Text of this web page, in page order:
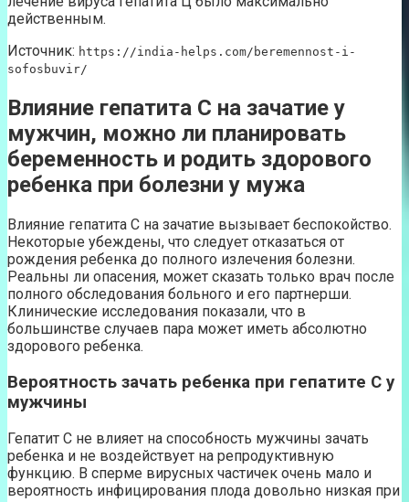
действенным.
Источник: https://india-helps.com/beremennost-i-
sofosbuvir/
Влияние гепатита С на зачатие у
мужчин, можно ли планировать
беременность и родить здорового
ребенка при болезни у мужа
Влияние гепатита С на зачатие вызывает беспокойство.
Некоторые убеждены, что следует отказаться от
рождения ребенка до полного излечения болезни.
Реальны ли опасения, может сказать только врач после
полного обследования больного и его партнерши.
Клинические исследования показали, что в
большинстве случаев пара может иметь абсолютно
здорового ребенка.
Вероятность зачать ребенка при гепатите С у
мужчины
Гепатит С не влияет на способность мужчины зачать
ребенка и не воздействует на репродуктивную
функцию. В сперме вирусных частичек очень мало и
вероятность инфицирования плода довольно низкая при